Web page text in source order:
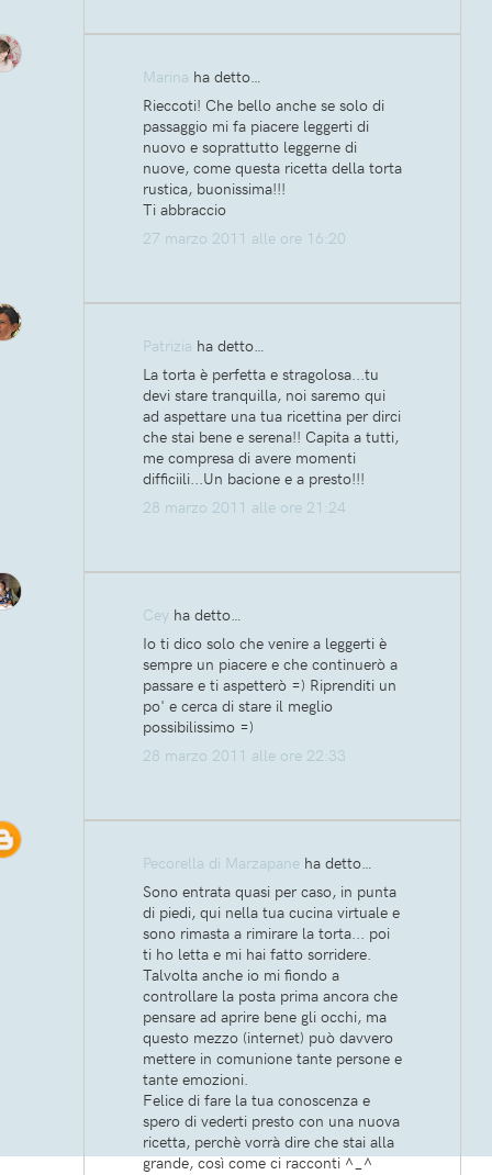
Marina ha detto…
Rieccoti! Che bello anche se solo di
passaggio mi fa piacere leggerti di
nuovo e soprattutto leggerne di
nuove, come questa ricetta della torta
rustica, buonissima!!!
Ti abbraccio
27 marzo 2011 alle ore 16:20
Patrizia ha detto…
La torta è perfetta e stragolosa...tu
devi stare tranquilla, noi saremo qui
ad aspettare una tua ricettina per dirci
che stai bene e serena!! Capita a tutti,
me compresa di avere momenti
difficiili...Un bacione e a presto!!!
28 marzo 2011 alle ore 21:24
Cey ha detto…
Io ti dico solo che venire a leggerti è
sempre un piacere e che continuerò a
passare e ti aspetterò =) Riprenditi un
po' e cerca di stare il meglio
possibilissimo =)
28 marzo 2011 alle ore 22:33
Pecorella di Marzapane ha detto…
Sono entrata quasi per caso, in punta
di piedi, qui nella tua cucina virtuale e
sono rimasta a rimirare la torta... poi
ti ho letta e mi hai fatto sorridere.
Talvolta anche io mi fiondo a
controllare la posta prima ancora che
pensare ad aprire bene gli occhi, ma
questo mezzo (internet) può davvero
mettere in comunione tante persone e
tante emozioni.
Felice di fare la tua conoscenza e
spero di vederti presto con una nuova
ricetta, perchè vorrà dire che stai alla
grande, così come ci racconti ^_^